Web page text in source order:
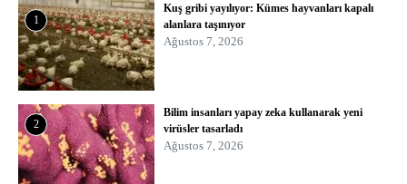
1
Kuş gribi yayılıyor: Kümes hayvanları kapalı
alanlara taşınıyor
Ağustos 7, 2026
2
Bilim insanları yapay zeka kullanarak yeni
virüsler tasarladı
Ağustos 7, 2026